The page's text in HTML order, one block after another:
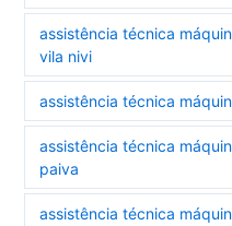
assistência técnica
vila nivi
assistência técnica
assistência técnica
paiva
assistência técnica